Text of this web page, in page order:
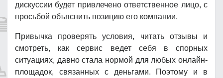
дискуссии будет привлечено ответственное лицо, с
просьбой объяснить позицию его компании.
Привычка проверять условия, читать отзывы и
смотреть, как сервис ведет себя в спорных
ситуациях, давно стала нормой для любых онлайн-
площадок, связанных с деньгами. Поэтому и в